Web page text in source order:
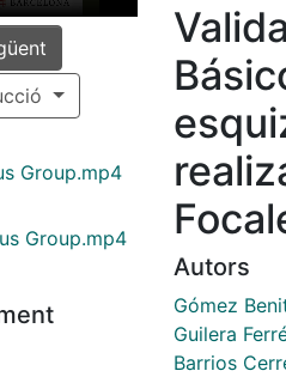
Group.mp4
Group.mp4
Autors
Gómez
Guilera
Barrios